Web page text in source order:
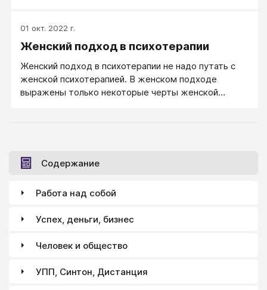
01 окт. 2022 г.
Женский подход в психотерапии
Женский подход в психотерапии не надо путать с
женской психотерапией. В женском подходе
выражены только некоторые черты женской
Содержание
Работа над собой
Успех, деньги, бизнес
Человек и общество
УПП, Синтон, Дистанция